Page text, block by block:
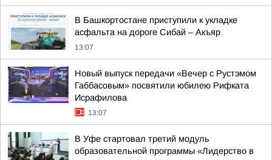
В Башкортостане приступили к укладке
асфальта на дороге Сибай – Акъяр
13:07
Новый выпуск передачи «Вечер с Рустэмом
Габбасовым» посвятили юбилею Рифката
Исрафилова
13:07
В Уфе стартовал третий модуль
образовательной программы «Лидерство в